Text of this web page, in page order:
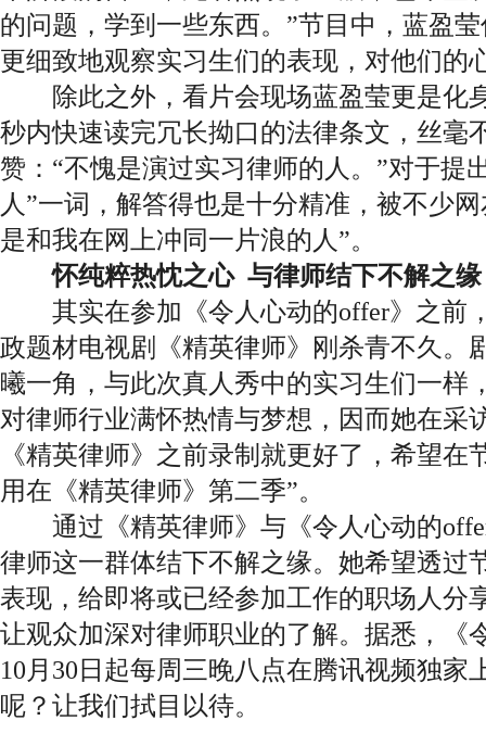
的问题，学到一些东西。”节目中，蓝盈
更细致地观察实习生们的表现，对他们的
除此之外，看片会现场蓝盈莹更是化
秒内快速读完冗长拗口的法律条文，丝毫
赞：“不愧是演过实习律师的人。”对于提
人”一词，解答得也是十分精准，被不少
是和我在网上冲同一片浪的人”。
怀纯粹热忱之心 与律师结下不解之缘
其实在参加《令人心动的offer》之前
政题材电视剧《精英律师》刚杀青不久。
曦一角，与此次真人秀中的实习生们一样
对律师行业满怀热情与梦想，因而她在采
《精英律师》之前录制就更好了，希望在
用在《精英律师》第二季”。
通过《精英律师》与《令人心动的
律师这一群体结下不解之缘。她希望透过
表现，给即将或已经参加工作的职场人分
让观众加深对律师职业的了解。据悉，《
10月30日起每周三晚八点在腾讯视频独家
呢？让我们拭目以待。